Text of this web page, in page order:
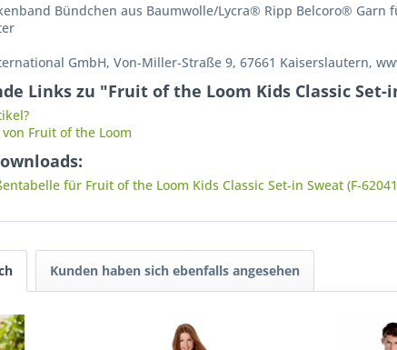
Bündchen aus Baumwolle/Lycra® Ripp Belcoro®
GmbH, Von-Miller-Straße 9, 67661 Kaiserslautern,
Links zu "Fruit of the Loom Kids Classic Set-
Fruit of the Loom
für Fruit of the Loom Kids Classic Set-in Sweat (F-
Kunden haben sich ebenfalls angesehen